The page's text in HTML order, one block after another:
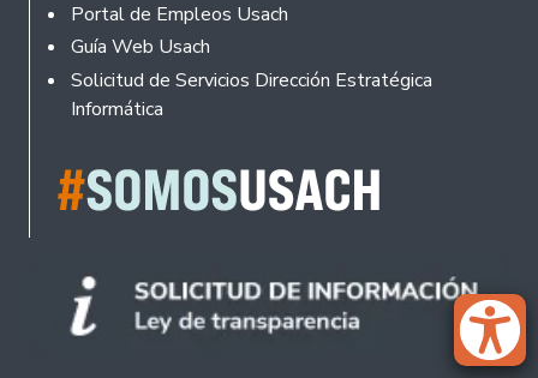
Portal de Empleos Usach
Guía Web Usach
Solicitud de Servicios Dirección Estratégica
Informática